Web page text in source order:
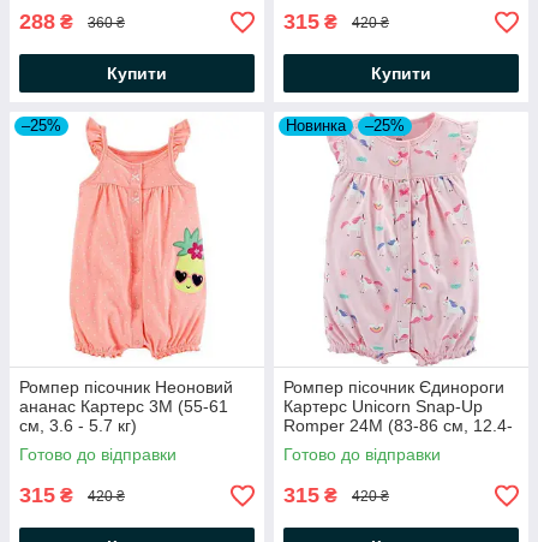
288 ₴ 360 ₴
Купити
315 ₴ 420 ₴
Купити
–25%
Ромпер пісочник Неоновий
ананас Картерс 3М (55-61
см, 3.6 - 5.7 кг)
Готово до відправки
315 ₴ 420 ₴
Новинка –25%
Ромпер пісочник Єдинороги
Картерс Unicorn Snap-Up
Romper 24М (83-86 см, 12.4-
13.6 кг)
Готово до відправки
315 ₴ 420 ₴